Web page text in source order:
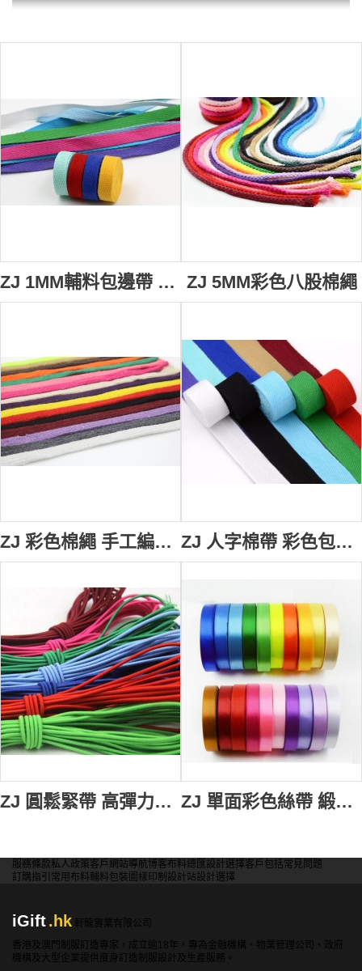
ZJ 1MM輔料包邊帶 彩色包邊帶 人字棉帶 ZJ 5MM彩色八股棉繩
ZJ 彩色棉繩 手工編織繩 ZJ 人字棉帶 彩色包邊帶
ZJ 圓鬆緊帶 高彈力鬆緊繩 ZJ 單面彩色絲帶 緞帶彩帶
服務條款私人政策客戶 網站導航博客布料總匯設計選擇客戶包括常見問題
訂購指引 常用布料輔料包裝 圖樣印制 設計站設計選擇
iGift.hk
軒龍實業有限公司
香港及澳門制服訂造專家，成立逾18年，專為金融機構、物業管理公司、政府
機構及大型企業提供度身訂造制服設計及生產服務。